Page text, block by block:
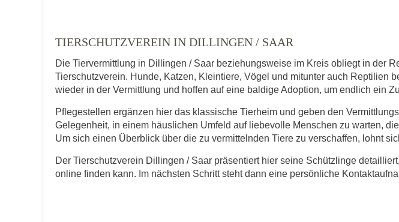
TIERSCHUTZVEREIN IN DILLINGEN / SAAR
Die Tiervermittlung in Dillingen / Saar beziehungsweise im Kreis obliegt in der
Tierschutzverein. Hunde, Katzen, Kleintiere, Vögel und mitunter auch Reptilien
wieder in der Vermittlung und hoffen auf eine baldige Adoption, um endlich ein
Pflegestellen ergänzen hier das klassische Tierheim und geben den
Gelegenheit, in einem häuslichen Umfeld auf liebevolle Menschen zu warten,
Um sich einen Überblick über die zu vermittelnden Tiere zu verschaffen, lohnt
Der Tierschutzverein Dillingen / Saar präsentiert hier seine Schützlinge
online finden kann. Im nächsten Schritt steht dann eine persönliche